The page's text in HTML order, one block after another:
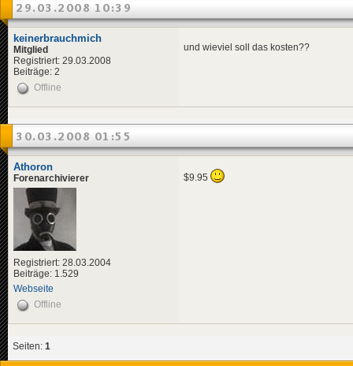
29.03.2008 10:39
keinerbrauchmich
Mitglied
Registriert: 29.03.2008
Beiträge: 2
und wieviel soll das kosten??
Offline
30.03.2008 01:55
Athoron
Forenarchivierer
Registriert: 28.03.2004
Beiträge: 1.529
Webseite
$9.95
Offline
Seiten: 1